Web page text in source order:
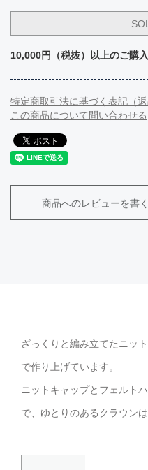
10,000円（税抜）以上のご購
特定商取引法に基づく表記（返
この商品について問い合わせる
商品へのレビューを書く
ざっくりと編み立てたニッ
で作り上げています。
ニットキャップとフェルト
で、ゆとりのあるクラウン